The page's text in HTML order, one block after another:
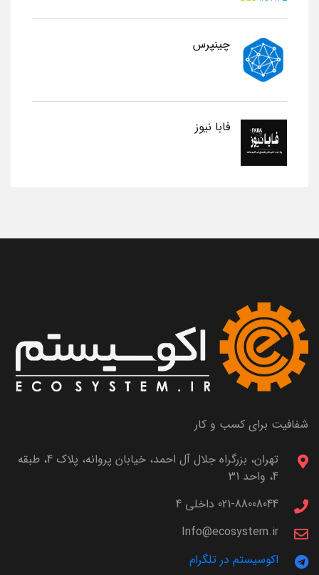
چینپرس
فابا نیوز
شفافیت برای کسب و کار
تهران، بزرگراه جلال آل احمد، خیابان پروانه، پلاک 4، طبقه
4، واحد 31
021-88008044 داخلی 4
Info@ecosystem.ir
اکوسیستم در تلگرام